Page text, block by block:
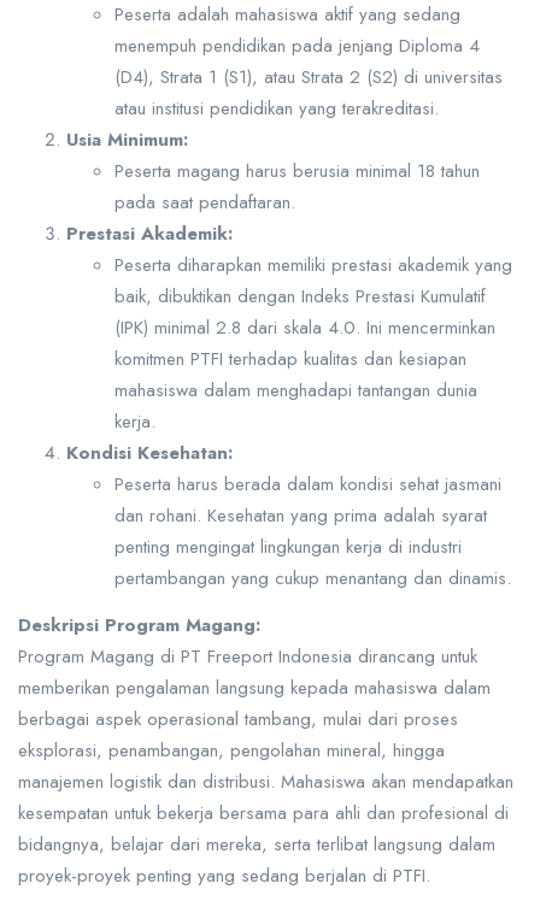
Peserta adalah mahasiswa aktif yang sedang
menempuh pendidikan pada jenjang Diploma 4
(D4), Strata 1 (S1), atau Strata 2 (S2) di universitas
atau institusi pendidikan yang terakreditasi.
Usia Minimum:
Peserta magang harus berusia minimal 18 tahun
pada saat pendaftaran.
Prestasi Akademik:
Peserta diharapkan memiliki prestasi akademik yang
baik, dibuktikan dengan Indeks Prestasi Kumulatif
(IPK) minimal 2.8 dari skala 4.0. Ini mencerminkan
komitmen PTFI terhadap kualitas dan kesiapan
mahasiswa dalam menghadapi tantangan dunia
kerja.
Kondisi Kesehatan:
Peserta harus berada dalam kondisi sehat jasmani
dan rohani. Kesehatan yang prima adalah syarat
penting mengingat lingkungan kerja di industri
pertambangan yang cukup menantang dan dinamis.
Deskripsi Program Magang:
Program Magang di PT Freeport Indonesia dirancang untuk
memberikan pengalaman langsung kepada mahasiswa dalam
berbagai aspek operasional tambang, mulai dari proses
eksplorasi, penambangan, pengolahan mineral, hingga
manajemen logistik dan distribusi. Mahasiswa akan mendapatkan
kesempatan untuk bekerja bersama para ahli dan profesional di
bidangnya, belajar dari mereka, serta terlibat langsung dalam
proyek-proyek penting yang sedang berjalan di PTFI.